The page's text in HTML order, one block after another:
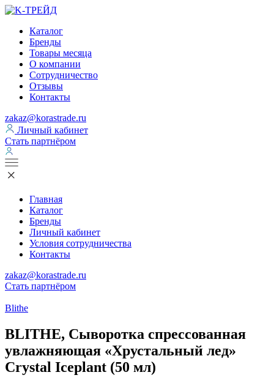
Каталог
Бренды
Товары месяца
О компании
Сотрудничество
Отзывы
Контакты
zakaz@korastrade.ru
Личный кабинет
Стать партнёром
Главная
Каталог
Бренды
Личный кабинет
Условия сотрудничества
Контакты
zakaz@korastrade.ru
Стать партнёром
Blithe
BLITHE, Сыворотка спрессованная
увлажняющая «Хрустальный лед»
Crystal Iceplant (50 мл)